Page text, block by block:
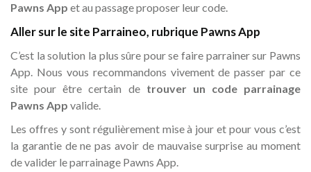
Pawns App et au passage proposer leur code.
Aller sur le site Parraineo, rubrique Pawns App
C’est la solution la plus sûre pour se faire parrainer sur Pawns
App. Nous vous recommandons vivement de passer par ce
site pour être certain de trouver un code parrainage
Pawns App valide.
Les offres y sont régulièrement mise à jour et pour vous c’est
la garantie de ne pas avoir de mauvaise surprise au moment
de valider le parrainage Pawns App.